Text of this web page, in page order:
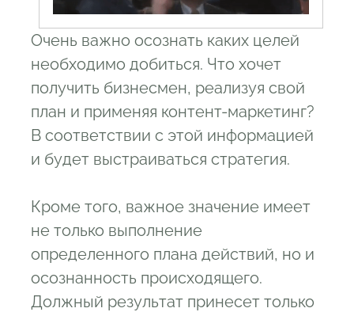
Очень важно осознать каких целей
необходимо добиться. Что хочет
получить бизнесмен, реализуя свой
план и применяя контент-маркетинг?
В соответствии с этой информацией
и будет выстраиваться стратегия.
Кроме того, важное значение имеет
не только выполнение
определенного плана действий, но и
осознанность происходящего.
Должный результат принесет только